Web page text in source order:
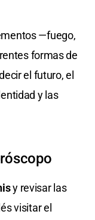
—fuego,
formas de
el futuro, el
y las
y revisar las
visitar el